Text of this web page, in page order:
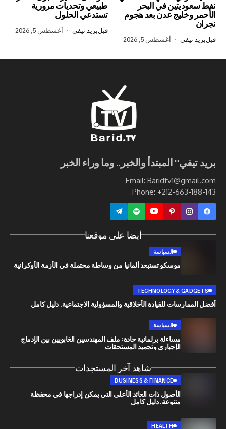
في البحر
عدن بعد هجوم
أغسطس 5, 2026
طبيعي وتحديات مرورية
تستدعي الحلول
أغسطس 5, 2026
المبتدأ والخبر.. وما وراء الخبر
Email:
Phone: +212-
أيضا على موقعنا
موسكو تستبعد ألمانيا من وساطة محتملة في الأزمة الأوكرانية
TECHNOLOGY &
للقيادة الأخلاقية والمسؤولية الاجتماعية. دليل كامل
مساءلة برلمانية حادة: ملف المهندسين الغابويين بين الإدماج
الإجباري وتجميد المستحقات
شاهد آخر المستجدات
BUSINESS & FINANCE
الأصول ذات العائد الأعلى التي يمكن إدراجها في محفظة
متنوعة. دليل كامل